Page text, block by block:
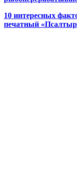
10 интересных
печатный